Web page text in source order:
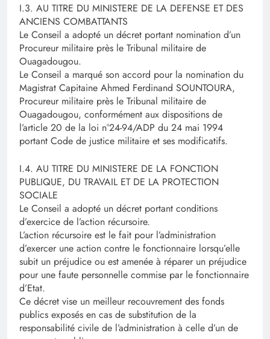
I.3. AU TITRE DU MINISTERE DE LA DEFENSE ET DES
ANCIENS COMBATTANTS
Le Conseil a adopté un décret portant nomination d’un
Procureur militaire près le Tribunal militaire de
Ouagadougou.
Le Conseil a marqué son accord pour la nomination du
Magistrat Capitaine Ahmed Ferdinand SOUNTOURA,
Procureur militaire près le Tribunal militaire de
Ouagadougou, conformément aux dispositions de
l’article 20 de la loi n°24-94/ADP du 24 mai 1994
portant Code de justice militaire et ses modificatifs.
I.4. AU TITRE DU MINISTERE DE LA FONCTION
PUBLIQUE, DU TRAVAIL ET DE LA PROTECTION
SOCIALE
Le Conseil a adopté un décret portant conditions
d’exercice de l’action récursoire.
L’action récursoire est le fait pour l’administration
d’exercer une action contre le fonctionnaire lorsqu’elle
subit un préjudice ou est amenée à réparer un préjudice
pour une faute personnelle commise par le fonctionnaire
d’Etat.
Ce décret vise un meilleur recouvrement des fonds
publics exposés en cas de substitution de la
responsabilité civile de l’administration à celle d’un de